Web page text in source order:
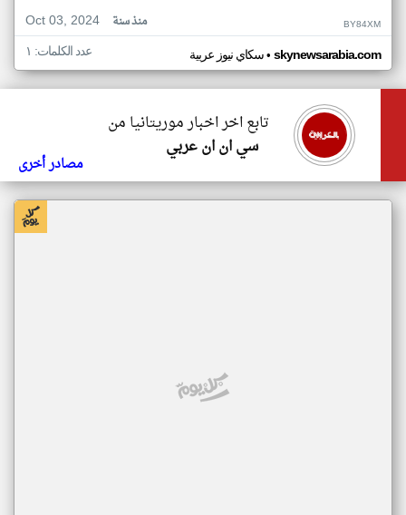
Oct 03, 2024
منذ سنة BY84XM
سكاي نيوز عربية• skynewsarabia.com عدد الكلمات: ١
تابع اخر اخبار موريتانيا من
سي ان ان عربي
مصادر أخرى